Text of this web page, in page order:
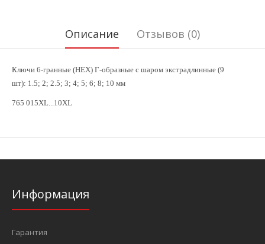
Описание Отзывов (0)
Ключи 6-гранные (HEX) Г-образные с шаром экстрадлинные (9
шт): 1.5; 2; 2.5; 3; 4; 5; 6; 8; 10 мм
765 015XL...10XL
Информация
Гарантия